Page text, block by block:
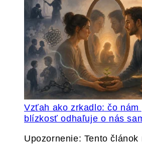
Vzťah ako zrkadlo: čo nám
blízkosť odhaľuje o nás
Upozornenie: Tento článok